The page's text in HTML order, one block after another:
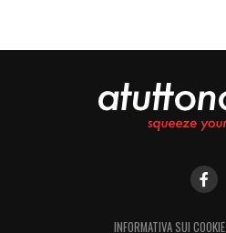
INFORMATIVA SUI COOKIE